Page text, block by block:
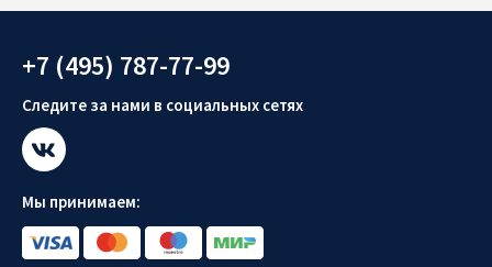
+7 (495) 787-77-99
Следите за нами в социальных сетях
Мы принимаем: